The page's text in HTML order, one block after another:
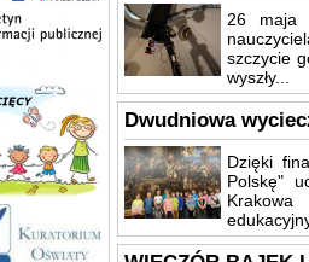
26 maja
szczycie
wyszły...
Dwudniowa
Dzięki
Polskę"